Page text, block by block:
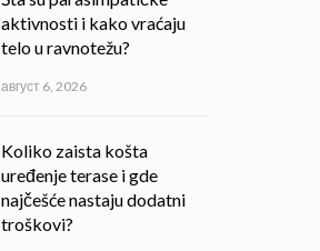
aktivnosti i kako vraćaju
telo u ravnotežu?
август 6, 2026
Koliko zaista košta
uređenje terase i gde
najčešće nastaju dodatni
troškovi?